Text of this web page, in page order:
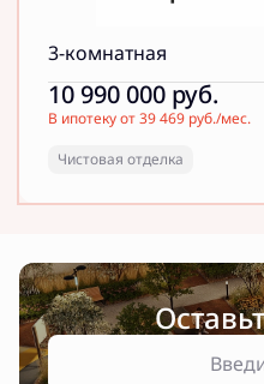
3-комнатная
10 990 000 руб.
В ипотеку от 39 469 руб./мес.
Чистовая отделка